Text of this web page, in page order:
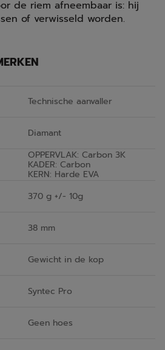
de riem afneembaar is: hij
of verwisseld worden.
Technische aanvaller
Diamant
OPPERVLAK: Carbon 3K
KADER: Carbon
KERN: Harde EVA
370 g +/- 10g
38 mm
Gewicht in de kop
Syntec Pro
Geen hoes